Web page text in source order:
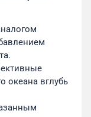
океана вглубь